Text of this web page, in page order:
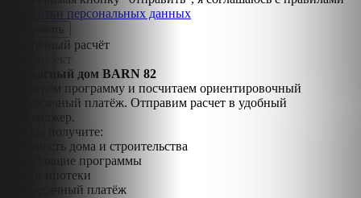
обработки персональных данных
Ипотечный расчёт
Каркасный дом BARN 82
Подберём программу и посчитаем ориентировочный
ежемесячный платёж. Отправим расчет в удобный
мессенджер.
Что вы получите:
Стоимость дома и строительства
Подходящие программы
Сроки ипотеки
Ежемесячный платёж